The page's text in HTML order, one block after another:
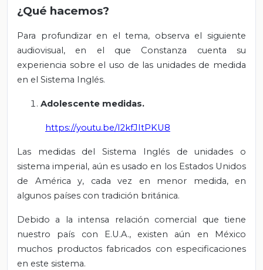
¿Qué hacemos?
Para profundizar en el tema, observa el siguiente
audiovisual, en el que Constanza cuenta su
experiencia sobre el uso de las unidades de medida
en el Sistema Inglés.
Adolescente medidas.
https://youtu.be/I2kfJItPKU8
Las medidas del Sistema Inglés de unidades o
sistema imperial, aún es usado en los Estados Unidos
de América y, cada vez en menor medida, en
algunos países con tradición británica.
Debido a la intensa relación comercial que tiene
nuestro país con E.U.A., existen aún en México
muchos productos fabricados con especificaciones
en este sistema.